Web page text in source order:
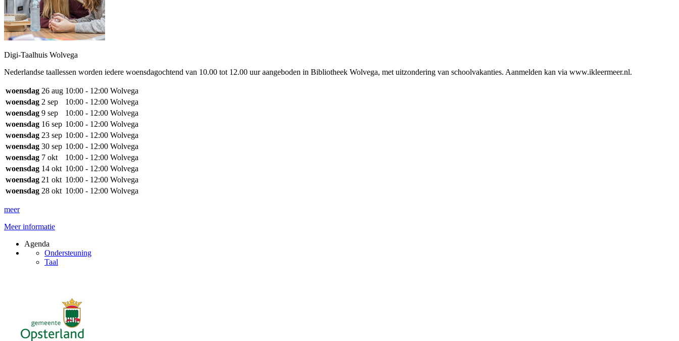
Digi-Taalhuis Wolvega
Nederlandse taallessen worden iedere woensdagochtend van 10.00 tot 12.00 uur aangeboden in Bibliotheek Wolvega, met uitzondering van schoolvakanties. Aanmelden kan via www.ikleermeer.nl.
woensdag 26 aug 10:00 - 12:00 Wolvega
woensdag 2 sep 10:00 - 12:00 Wolvega
woensdag 9 sep 10:00 - 12:00 Wolvega
woensdag 16 sep 10:00 - 12:00 Wolvega
woensdag 23 sep 10:00 - 12:00 Wolvega
woensdag 30 sep 10:00 - 12:00 Wolvega
woensdag 7 okt 10:00 - 12:00 Wolvega
woensdag 14 okt 10:00 - 12:00 Wolvega
woensdag 21 okt 10:00 - 12:00 Wolvega
woensdag 28 okt 10:00 - 12:00 Wolvega
meer
Meer informatie
Agenda
Ondersteuning
Taal